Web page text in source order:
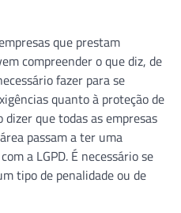
que prestam
compreender o que diz, de
fazer para se
quanto à proteção de
dizer que todas as empresas
passam a ter uma
a LGPD. É necessário se
tipo de penalidade ou de